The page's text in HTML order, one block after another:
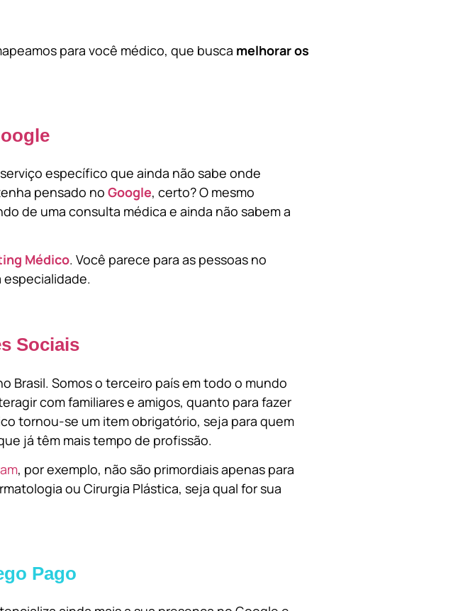
para você médico, que busca melhorar os
específico que ainda não sabe onde
pensado no Google, certo? O mesmo
de uma consulta médica e ainda não sabem a
Médico. Você parece para as pessoas no
Sociais
Brasil. Somos o terceiro país em todo o mundo
com familiares e amigos, quanto para fazer
tornou-se um item obrigatório, seja para quem
já têm mais tempo de profissão.
, por exemplo, não são primordiais apenas para
ou Cirurgia Plástica, seja qual for sua
Pago